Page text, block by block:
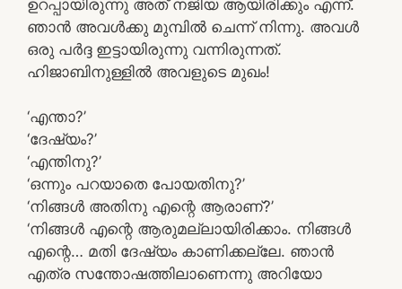
ഉറപ്പായിരുന്നു അത് നജിയ ആയിരിക്കും എന്ന്.
ഞാൻ അവൾക്കു മുമ്പിൽ ചെന്ന് നിന്നു. അവൾ
ഒരു പർദ്ദ ഇട്ടായിരുന്നു വന്നിരുന്നത്.
ഹിജാബിനുള്ളിൽ അവളുടെ മുഖം!
‘എന്താ?’
‘ദേഷ്യം?’
‘എന്തിനു?’
‘ഒന്നും പറയാതെ പോയതിനു?’
‘നിങ്ങൾ അതിനു എന്റെ ആരാണ്?’
‘നിങ്ങൾ എന്റെ ആരുമല്ലായിരിക്കാം. നിങ്ങൾ
എന്റെ… മതി ദേഷ്യം കാണിക്കല്ലേ. ഞാൻ
എത്ര സന്തോഷത്തിലാണെന്നു അറിയോ